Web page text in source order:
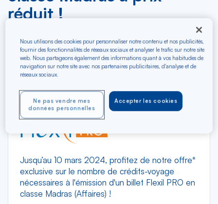
réduit !
Jusqu’au 10 mars 2024, profitez de notre offre*
exclusive sur le nombre de crédits-voyage
nécessaires à l'émission d'un billet Flexil PRO en
classe Madras (Affaires) !
Nous utilisons des cookies pour personnaliser notre contenu et nos publicités,
fournir des fonctionnalités de réseaux sociaux et analyser le trafic sur notre site
web. Nous partageons également des informations quant à vos habitudes de
navigation sur notre site avec nos partenaires publicitaires, d'analyse et de
réseaux sociaux.
Accepter les cookies
Ne pas vendre mes
données personnelles